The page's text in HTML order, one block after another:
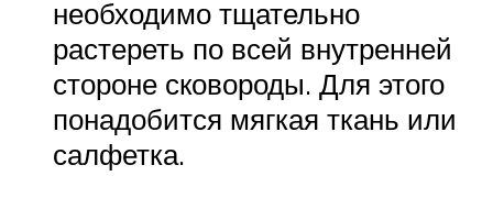
необходимо тщательно
растереть по всей внутренней
стороне сковороды. Для этого
понадобится мягкая ткань или
салфетка.